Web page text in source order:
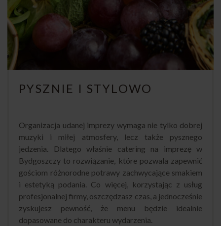
PYSZNIE I STYLOWO
Organizacja udanej imprezy wymaga nie tylko dobrej
muzyki i miłej atmosfery, lecz także pysznego
jedzenia. Dlatego właśnie catering na imprezę w
Bydgoszczy to rozwiązanie, które pozwala zapewnić
gościom różnorodne potrawy zachwycające smakiem
i estetyką podania. Co więcej, korzystając z usług
profesjonalnej firmy, oszczędzasz czas, a jednocześnie
zyskujesz pewność, że menu będzie idealnie
dopasowane do charakteru wydarzenia.